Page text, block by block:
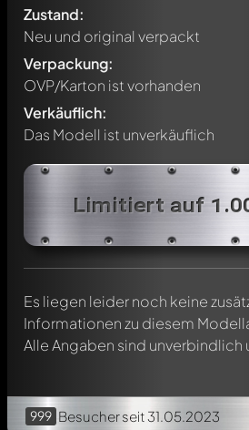
Zustand:
Neu und original verpackt
Verpackung:
OVP/Karton ist vorhanden
Verkäuflich:
Das Modell ist unverkäuflich
Limitiert auf
Es liegen leider noch keine
Informationen zu diesem
Alle Angaben sind unverbindlich
999 Besucherseit 31.05.2023
Schreibe jetzt einen ersten
werden. Es ist wie ein Chat.
Verwendung eines@in deiner
automatisch darüber informiert.